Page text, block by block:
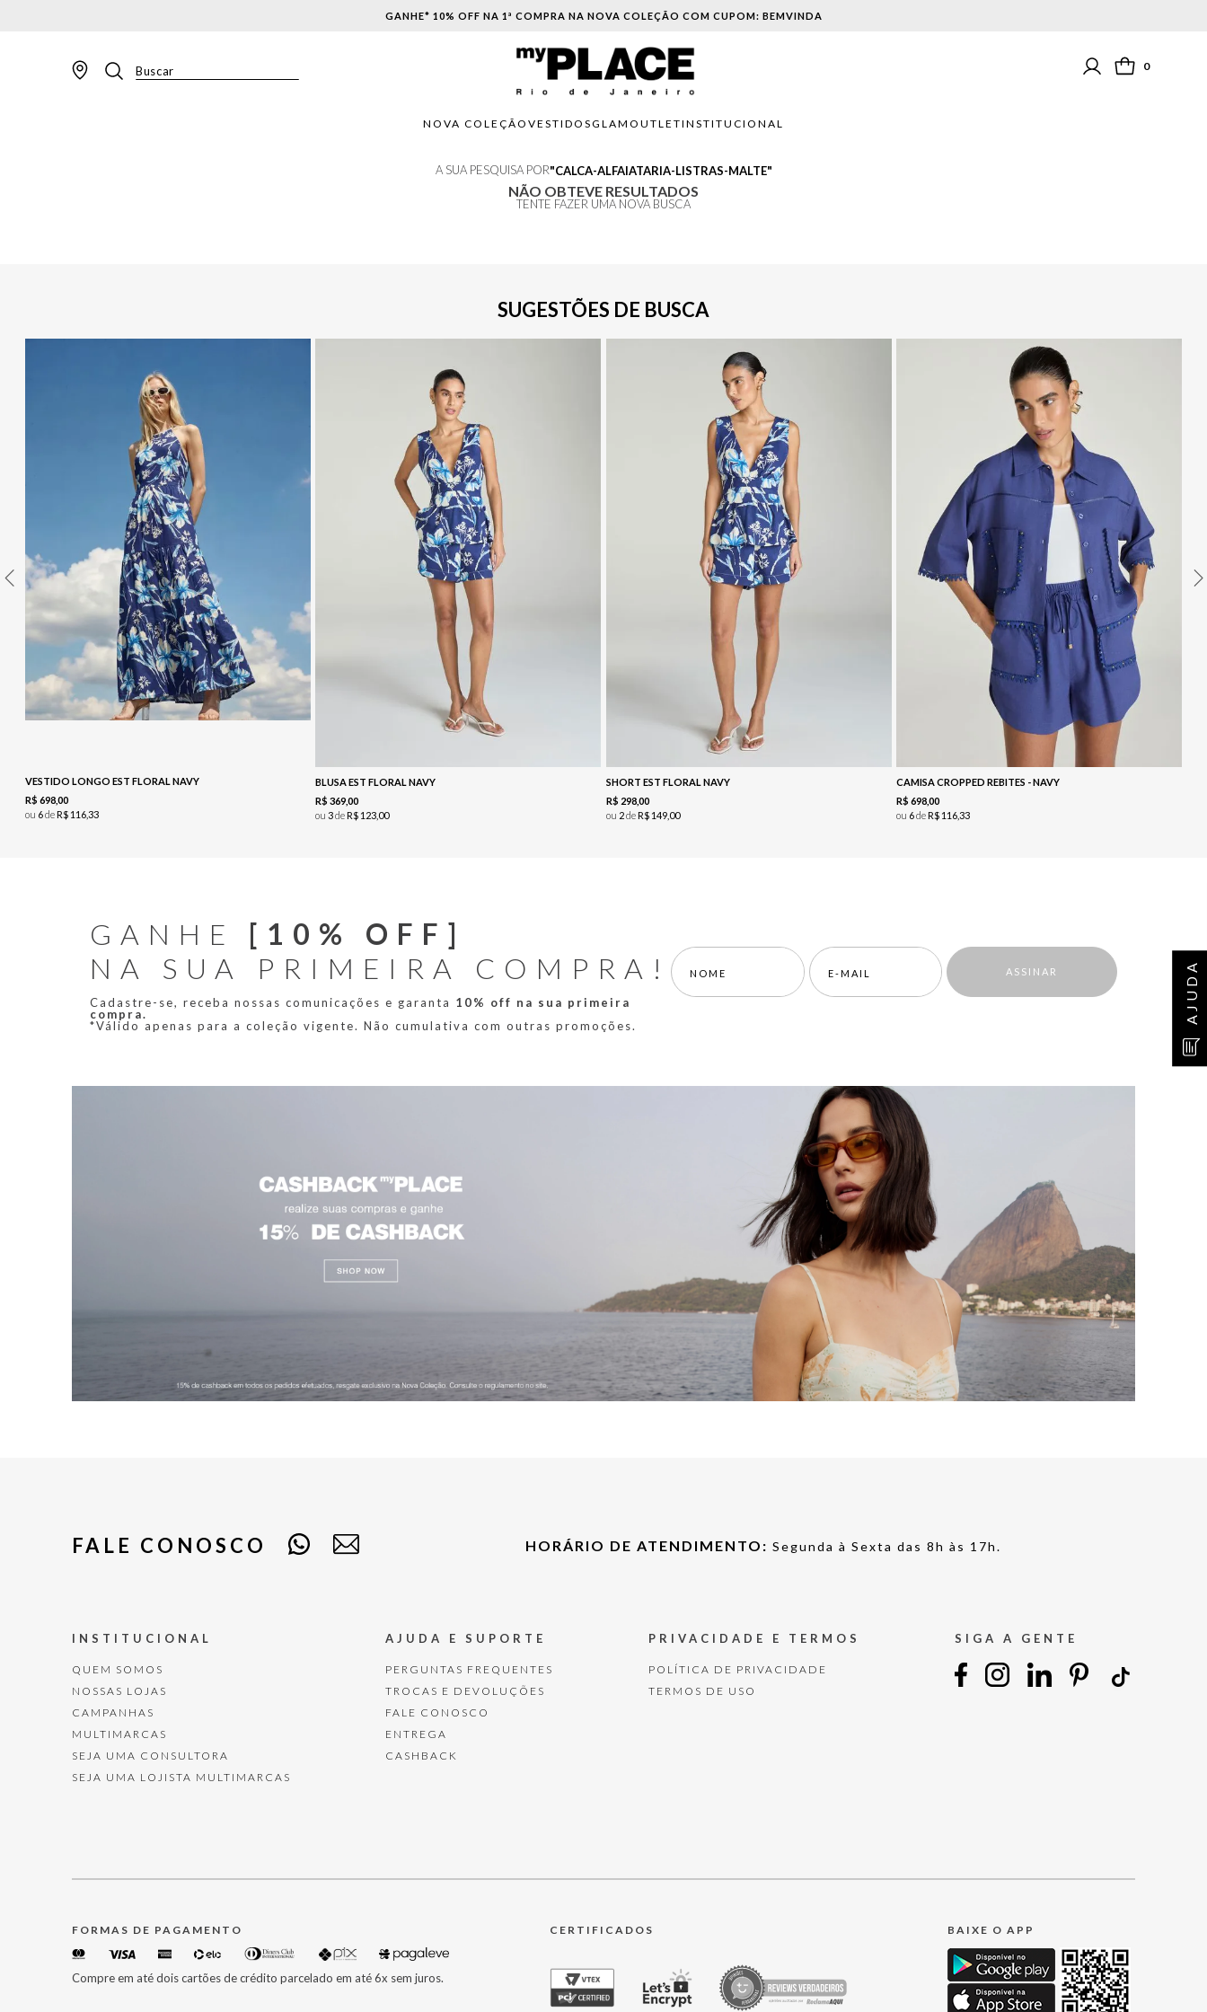
GANHE* 10% OFF NA 1ª COMPRA NA NOVA COLEÇÃO COM CUPOM: BEMVINDA
Buscar
CALÇA JEANS
COLETE
0
NOVA COLEÇÃO VESTIDOSGLAM OUTLETINSTITUCIONAL
AJUDA
A SUA PESQUISA POR CALCA-ALFAIATARIA-LISTRAS-MALTE
NÃO OBTEVE RESULTADOS
TENTE FAZER UMA NOVA BUSCA
SUGESTÕES DE BUSCA
VESTIDO LONGO EST FLORAL NAVY
R$ 698,00
ou 6deR$ 116,33
BLUSA EST FLORAL NAVY
R$ 369,00
ou3deR$ 123 00
SHORT EST FLORAL NAVY
R$ 298,00
ou 2deR$ 149, 00
CAMISA CROPPED REBITES - NAVY
R$ 698,00
ou 6deR$ 116,33
GANHE [10% OFF]
NA SUA PRIMEIRA COMPRA!
Cadastre-se, receba nossas comunicações e garanta 10% off na sua primeira
compra.
*Válido apenas para a coleção vigente. Não cumulativa com outras promoções.
ASSINAR
FALE CONOSCO HORÁRIO DE ATENDIMENTO: Segunda à Sexta das 8h às 17h.
INSTITUCIONAL
QUEM SOMOS
NOSSAS LOJAS
CAMPANHAS
MULTIMARCAS
SEJA UMA CONSULTORA
SEJA UMA LOJISTA MULTIMARCAS
AJUDA E SUPORTE
PERGUNTAS FREQUENTES
TROCAS E DEVOLUÇÕES
FALE CONOSCO
ENTREGA
CASHBACK
PRIVACIDADE E TERMOS
POLÍTICA DE PRIVACIDADE
TERMOS DE USO
SIGA A GENTE
FORMAS DE PAGAMENTO
Compre em até dois cartões de crédito parcelado em até 6x sem juros.
CERTIFICADOS BAIXE O APP